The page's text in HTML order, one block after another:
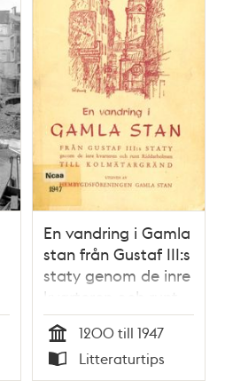
En vandring i Gamla
stan från Gustaf III:s
staty genom de inre
kvarteren och runt
Riddarholmen till
Kolmätargränd
Tid
1200 till 1947
Typ
Litteraturtips